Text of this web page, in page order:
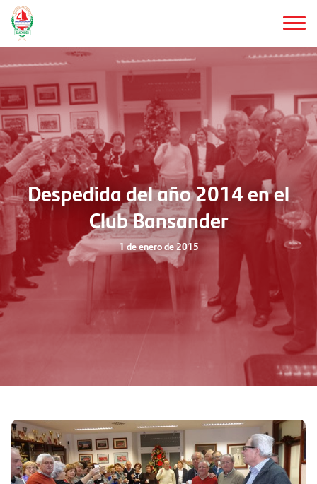
Saltar
al
contenido
principal
Despedida del año 2014 en el
Club Bansander
1 de enero de 2015